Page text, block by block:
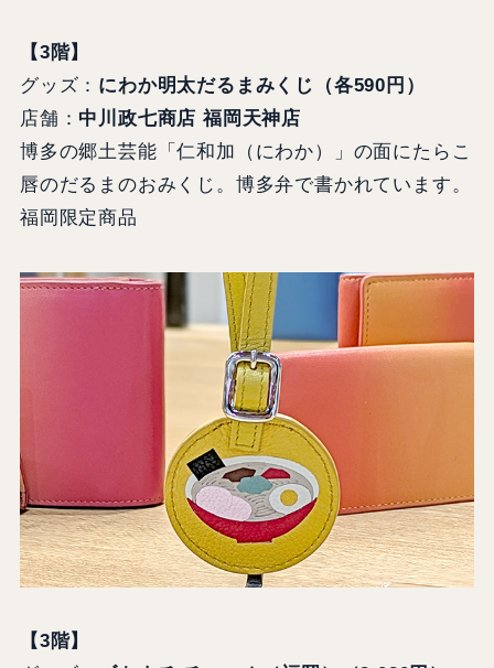
【3階】
グッズ： にわか明太だるまみくじ（各590円）
店舗： 中川政七商店 福岡天神店
博多の郷土芸能「仁和加（にわか）」の面にたらこ
唇のだるまのおみくじ。博多弁で書かれています。
福岡限定商品
【3階】